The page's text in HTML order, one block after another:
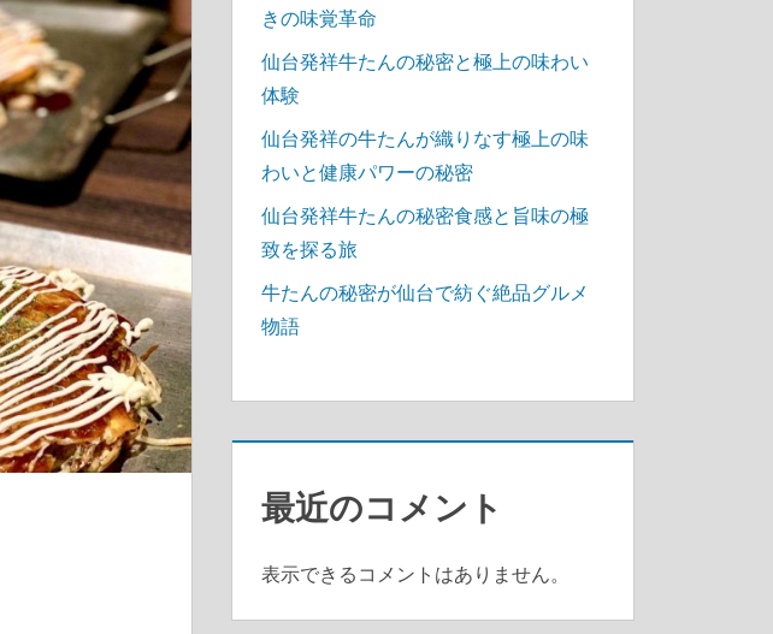
きの味覚革命
仙台発祥牛たんの秘密と極上の味わい
体験
仙台発祥の牛たんが織りなす極上の味
わいと健康パワーの秘密
仙台発祥牛たんの秘密食感と旨味の極
致を探る旅
牛たんの秘密が仙台で紡ぐ絶品グルメ
物語
最近のコメント
表示できるコメントはありません。